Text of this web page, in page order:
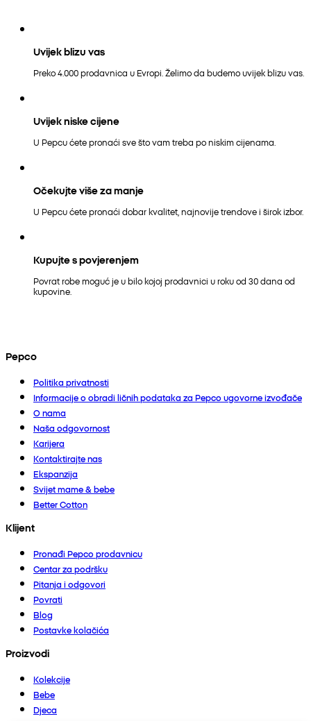
Uvijek blizu vas
Preko 4.000 prodavnica u Evropi. Želimo da budemo uvijek blizu vas.
Uvijek niske cijene
U Pepcu ćete pronaći sve što vam treba po niskim cijenama.
Očekujte više za manje
U Pepcu ćete pronaći dobar kvalitet, najnovije trendove i širok izbor.
Kupujte s povjerenjem
Povrat robe moguć je u bilo kojoj prodavnici u roku od 30 dana od
kupovine.
Pepco
Politika privatnosti
Informacije o obradi ličnih podataka za Pepco ugovorne izvođače
O nama
Naša odgovornost
Karijera
Kontaktirajte nas
Ekspanzija
Svijet mame & bebe
Better Cotton
Klijent
Pronađi Pepco prodavnicu
Centar za podršku
Pitanja i odgovori
Povrati
Blog
Postavke kolačića
Proizvodi
Kolekcije
Bebe
Djeca